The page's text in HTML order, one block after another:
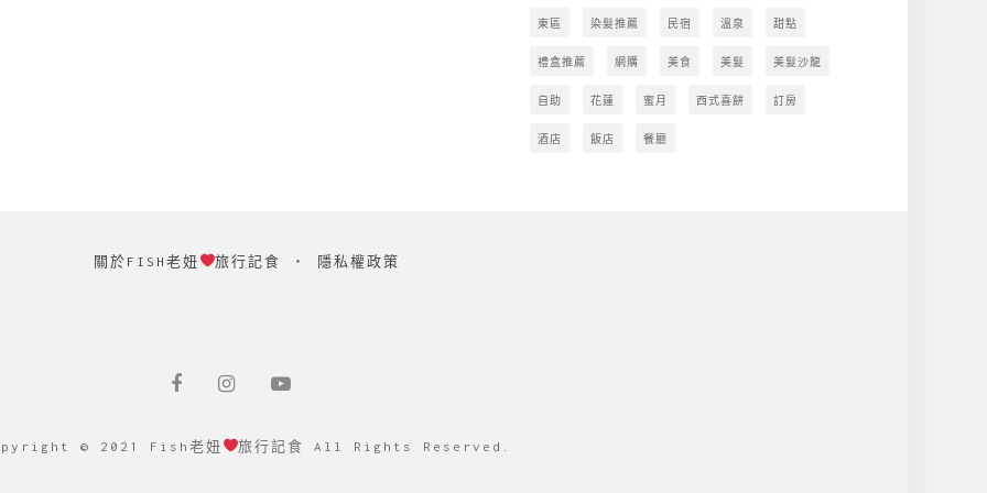
東區 染髮推薦 民宿 溫泉 甜點
禮盒推薦 網購 美食 美髮 美髮沙龍
自助 花蓮 蜜月 西式喜餅 訂房
酒店 飯店 餐廳
關於FISH老妞 旅行記食 ‧ 隱私權政策
© 2021 Fish老妞 旅行記食 All Rights Reserved.